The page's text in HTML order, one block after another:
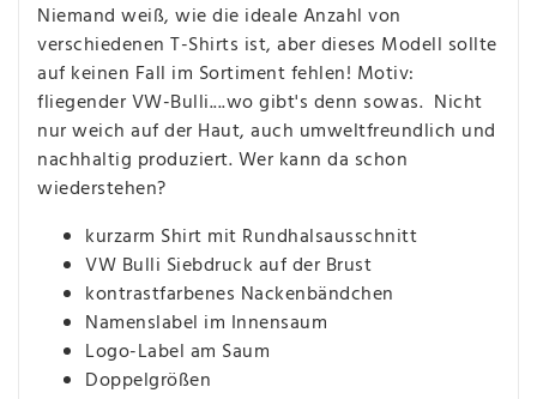
Niemand weiß, wie die ideale Anzahl von
verschiedenen T-Shirts ist, aber dieses Modell sollte
auf keinen Fall im Sortiment fehlen! Motiv:
fliegender VW-Bulli....wo gibt's denn sowas. Nicht
nur weich auf der Haut, auch umweltfreundlich und
nachhaltig produziert. Wer kann da schon
wiederstehen?
kurzarm Shirt mit Rundhalsausschnitt
VW Bulli Siebdruck auf der Brust
kontrastfarbenes Nackenbändchen
Namenslabel im Innensaum
Logo-Label am Saum
Doppelgrößen